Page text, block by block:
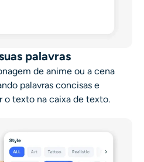
palavras
de anime ou a cena
palavras concisas e
o texto na caixa de texto.